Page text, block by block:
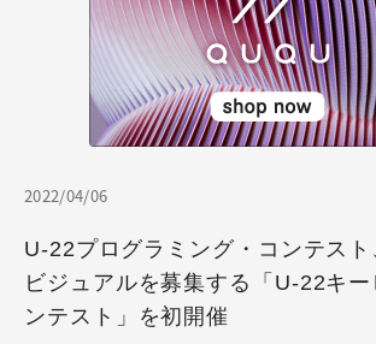
2022/04/06
U-22プログラミング・コンテス
ビジュアルを募集する「U-22キー
ンテスト」を初開催